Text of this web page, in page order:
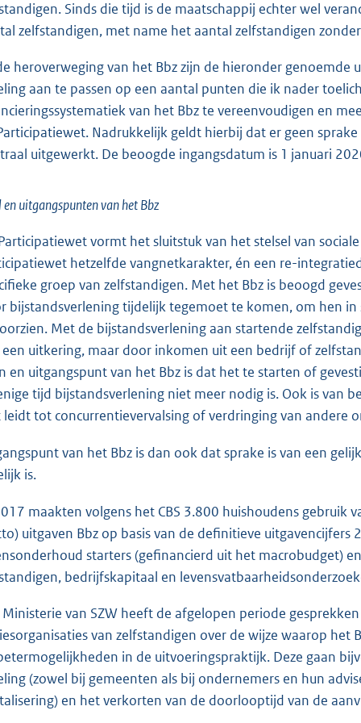
Sinds die tijd is de maatschappij echter wel
zelfstandigen, met name het aantal zelfstandigen zonder
heroverweging van het Bbz zijn de hieronder
aan te passen op een aantal punten die ik nader
van het Bbz te vereenvoudigen en
Nadrukkelijk geldt hierbij dat er geen
uitgewerkt. De beoogde ingangsdatum is 1 januari
en uitgangspunten van het Bbz
vormt het sluitstuk van het stelsel van
hetzelfde vangnetkarakter, én een re-
groep van zelfstandigen. Met het Bbz is beoogd
bijstandsverlening tijdelijk tegemoet te komen, om hen
Met de bijstandsverlening aan startende
uitkering, maar door inkomen uit een bedrijf of
en uitgangspunt van het Bbz is dat het te starten of
tijd bijstandsverlening niet meer nodig is. Ook is van
tot concurrentievervalsing of verdringing van andere
van het Bbz is dan ook dat sprake is van een
is.
maakten volgens het CBS 3.800 huishoudens gebruik
uitgaven Bbz op basis van de definitieve
starters (gefinancierd uit het macrobudget)
bedrijfskapitaal en
van SZW heeft de afgelopen periode
van zelfstandigen over de wijze waarop het
in de uitvoeringspraktijk. Deze gaan
(zowel bij gemeenten als bij ondernemers en hun
en het verkorten van de doorlooptijd van de